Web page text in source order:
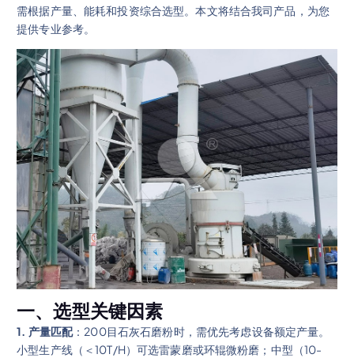
需根据产量、能耗和投资综合选型。本文将结合我司产品，为您
提供专业参考。
一、选型关键因素
1. 产量匹配：200目石灰石磨粉时，需优先考虑设备额定产量。
小型生产线（＜10T/H）可选雷蒙磨或环辊微粉磨；中型（10-